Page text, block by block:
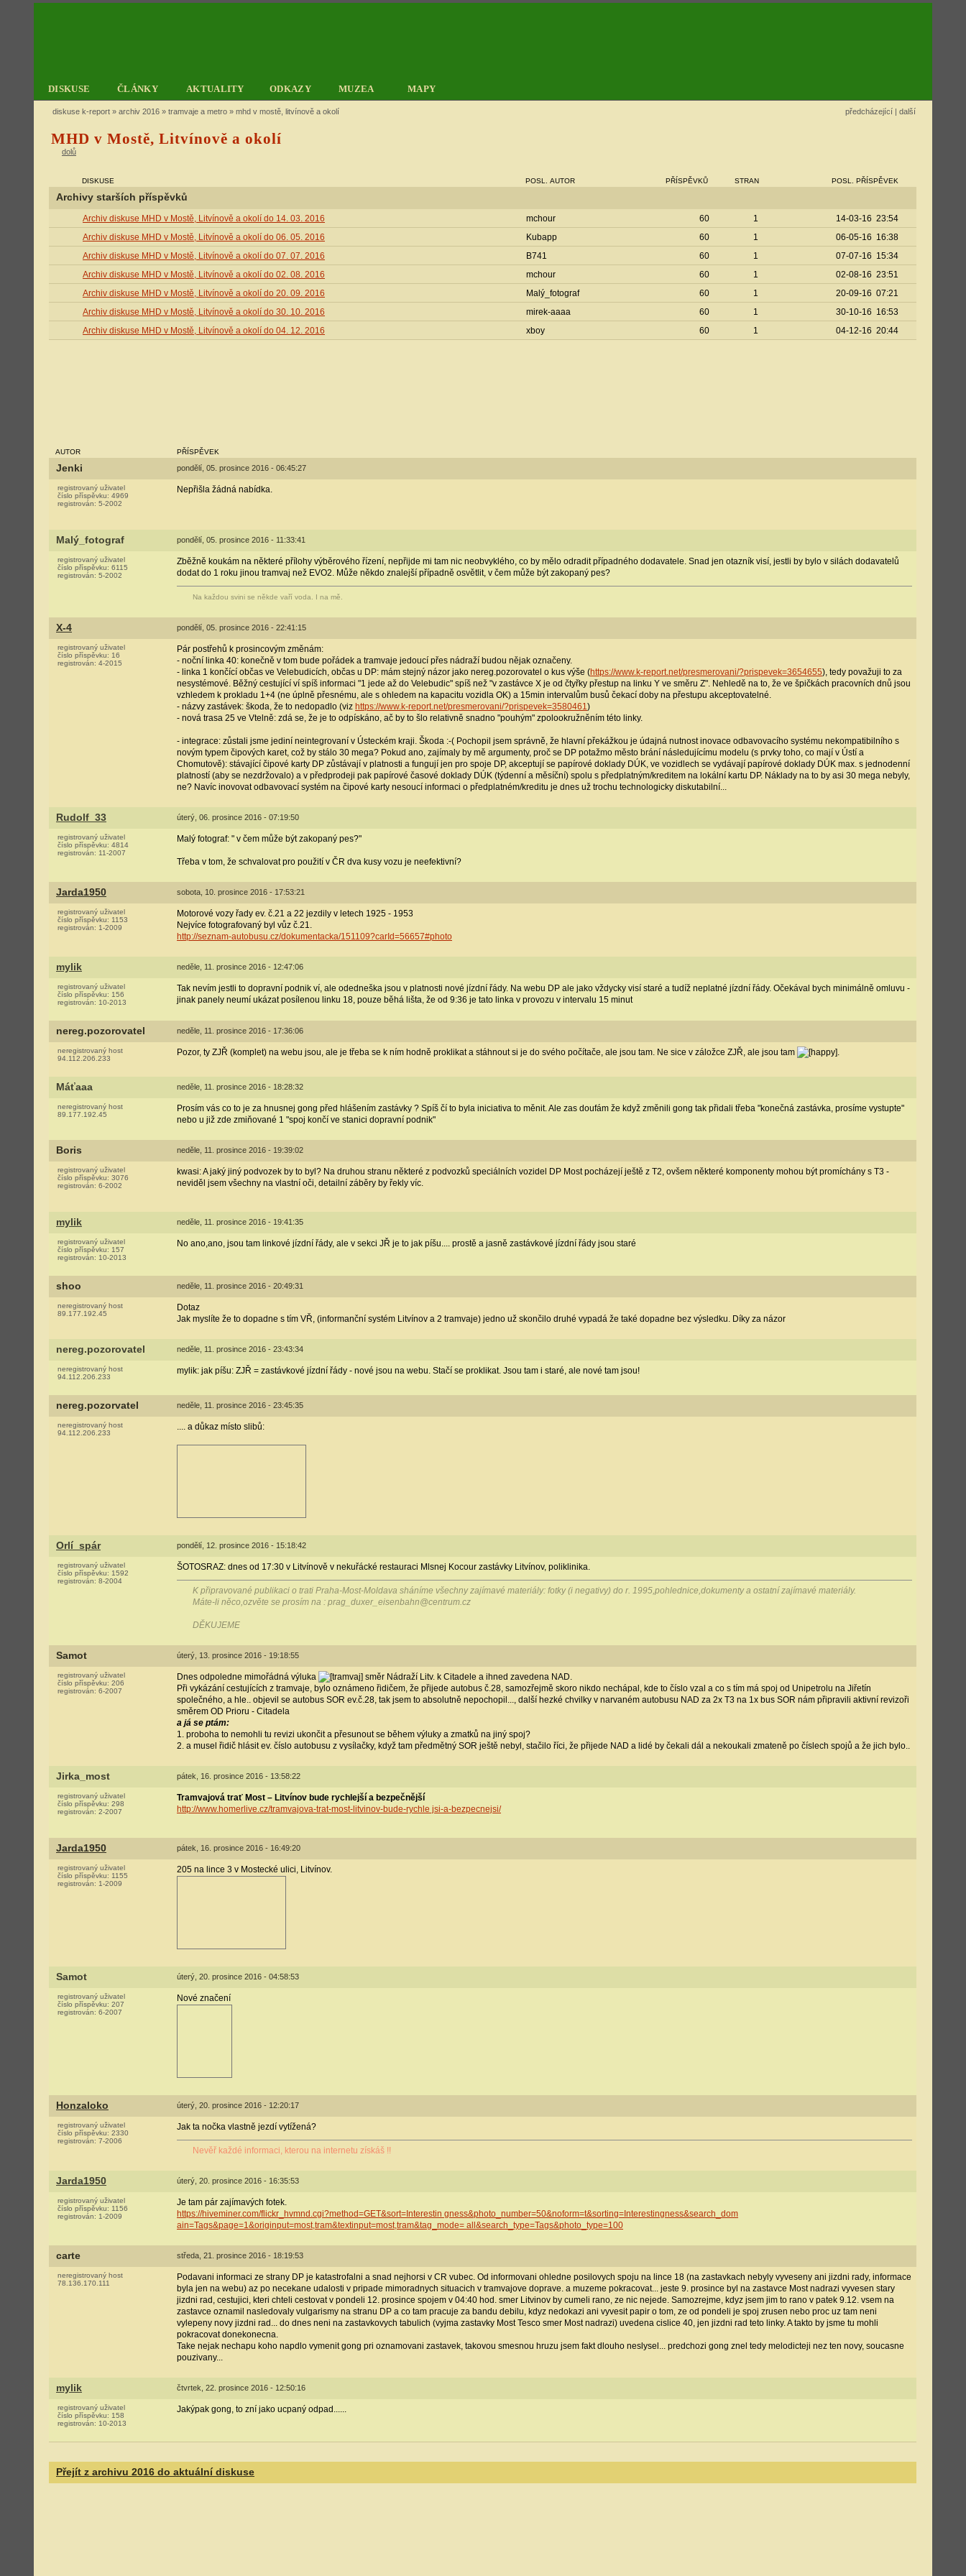
DISKUSE ČLÁNKY AKTUALITY ODKAZY MUZEA MAPY
diskuse k-report » archiv 2016 » tramvaje a metro » mhd v mostě, litvínově a okolí předcházející | další
MHD v Mostě, Litvínově a okolí
dolů
DISKUSE POSL. AUTOR PŘÍSPĚVKŮ STRAN POSL. PŘÍSPĚVEK
Archivy starších příspěvků
Archiv diskuse MHD v Mostě, Litvínově a okolí do 14. 03. 2016 mchour 60 1
14-03-16 23:54
Archiv diskuse MHD v Mostě, Litvínově a okolí do 06. 05. 2016
Kubapp 60 1
06-05-16 16:38
Archiv diskuse MHD v Mostě, Litvínově a okolí do 07. 07. 2016
B741 60 1
07-07-16 15:34
Archiv diskuse MHD v Mostě, Litvínově a okolí do 02. 08. 2016
mchour 60 1
02-08-16 23:51
Archiv diskuse MHD v Mostě, Litvínově a okolí do 20. 09. 2016
Malý_fotograf 60 1
20-09-16 07:21
Archiv diskuse MHD v Mostě, Litvínově a okolí do 30. 10. 2016
mirek-aaaa 60 1
30-10-16 16:53
Archiv diskuse MHD v Mostě, Litvínově a okolí do 04. 12. 2016
xboy 60 1 04-12-16 20:44
AUTOR PŘÍSPĚVEK
Jenki pondělí, 05. prosince 2016 - 06:45:27
registrovaný uživatel
číslo příspěvku: 4969
registrován: 5-2002
Nepřišla žádná nabídka.
Malý_fotograf pondělí, 05. prosince 2016 - 11:33:41
registrovaný uživatel
číslo příspěvku: 6115
registrován: 5-2002
Zběžně koukám na některé přílohy výběrového řízení, nepřijde mi tam nic neobvyklého, co by mělo odradit případného dodavatele. Snad jen otazník visí, jestli by bylo v silách dodavatelů
dodat do 1 roku jinou tramvaj než EVO2. Může někdo znalejší případně osvětlit, v čem může být zakopaný pes?
Na každou svini se někde vaří voda. I na mě.
X-4 pondělí, 05. prosince 2016 - 22:41:15
registrovaný uživatel
číslo příspěvku: 16
registrován: 4-2015
Pár postřehů k prosincovým změnám:
- noční linka 40: konečně v tom bude pořádek a tramvaje jedoucí přes nádraží budou nějak označeny.
- linka 1 končící občas ve Velebudicích, občas u DP: mám stejný názor jako nereg.pozorovatel o kus výše (https://www.k-report.net/presmerovani/?prispevek=3654655), tedy považuji to za
nesystémové. Běžný cestující ví spíš informaci "1 jede až do Velebudic" spíš než "v zastávce X je od čtyřky přestup na linku Y ve směru Z". Nehledě na to, že ve špičkách pracovních dnů jsou
vzhledem k prokladu 1+4 (ne úplně přesnému, ale s ohledem na kapacitu vozidla OK) a 15min intervalům busů čekací doby na přestupu akceptovatelné.
- názvy zastávek: škoda, že to nedopadlo (viz https://www.k-report.net/presmerovani/?prispevek=3580461)
- nová trasa 25 ve Vtelně: zdá se, že je to odpískáno, ač by to šlo relativně snadno "pouhým" zpolookružněním této linky.
- integrace: zůstali jsme jediní neintegrovaní v Ústeckém kraji. Škoda :-( Pochopil jsem správně, že hlavní překážkou je údajná nutnost inovace odbavovacího systému nekompatibilního s
novým typem čipových karet, což by stálo 30 mega? Pokud ano, zajímaly by mě argumenty, proč se DP potažmo město brání následujícímu modelu (s prvky toho, co mají v Ústí a
Chomutově): stávající čipové karty DP zůstávají v platnosti a fungují jen pro spoje DP, akceptují se papírové doklady DÚK, ve vozidlech se vydávají papírové doklady DÚK max. s jednodenní
platností (aby se nezdržovalo) a v předprodeji pak papírové časové doklady DÚK (týdenní a měsíční) spolu s předplatným/kreditem na lokální kartu DP. Náklady na to by asi 30 mega nebyly,
ne? Navíc inovovat odbavovací systém na čipové karty nesoucí informaci o předplatném/kreditu je dnes už trochu technologicky diskutabilní...
Rudolf_33 úterý, 06. prosince 2016 - 07:19:50
registrovaný uživatel
číslo příspěvku: 4814
registrován: 11-2007
Malý fotograf: " v čem může být zakopaný pes?"
Třeba v tom, že schvalovat pro použití v ČR dva kusy vozu je neefektivní?
Jarda1950 sobota, 10. prosince 2016 - 17:53:21
registrovaný uživatel
číslo příspěvku: 1153
registrován: 1-2009
Motorové vozy řady ev. č.21 a 22 jezdily v letech 1925 - 1953
Nejvíce fotografovaný byl vůz č.21.
http://seznam-autobusu.cz/dokumentacka/151109?carId=56657#photo
mylik neděle, 11. prosince 2016 - 12:47:06
registrovaný uživatel
číslo příspěvku: 156
registrován: 10-2013
Tak nevím jestli to dopravní podnik ví, ale odedneška jsou v platnosti nové jízdní řády. Na webu DP ale jako vždycky visí staré a tudíž neplatné jízdní řády. Očekával bych minimálně omluvu -
jinak panely neumí ukázat posílenou linku 18, pouze běhá lišta, že od 9:36 je tato linka v provozu v intervalu 15 minut
nereg.pozorovatel neděle, 11. prosince 2016 - 17:36:06
neregistrovaný host
94.112.206.233
Pozor, ty ZJŘ (komplet) na webu jsou, ale je třeba se k ním hodně proklikat a stáhnout si je do svého počítače, ale jsou tam. Ne sice v záložce ZJŘ, ale jsou tam .
Máťaaa neděle, 11. prosince 2016 - 18:28:32
neregistrovaný host
89.177.192.45
Prosím vás co to je za hnusnej gong před hlášením zastávky ? Spíš čí to byla iniciativa to měnit. Ale zas doufám že když změnili gong tak přidali třeba "konečná zastávka, prosíme vystupte"
nebo u již zde zmiňované 1 "spoj končí ve stanici dopravní podnik"
Boris neděle, 11. prosince 2016 - 19:39:02
registrovaný uživatel
číslo příspěvku: 3076
registrován: 6-2002
kwasi: A jaký jiný podvozek by to byl? Na druhou stranu některé z podvozků speciálních vozidel DP Most pocházejí ještě z T2, ovšem některé komponenty mohou být promíchány s T3 -
neviděl jsem všechny na vlastní oči, detailní záběry by řekly víc.
mylik neděle, 11. prosince 2016 - 19:41:35
registrovaný uživatel
číslo příspěvku: 157
registrován: 10-2013
No ano,ano, jsou tam linkové jízdní řády, ale v sekci JŘ je to jak píšu.... prostě a jasně zastávkové jízdní řády jsou staré
shoo neděle, 11. prosince 2016 - 20:49:31
neregistrovaný host
89.177.192.45
Dotaz
Jak myslíte že to dopadne s tím VŘ, (informanční systém Litvínov a 2 tramvaje) jedno už skončilo druhé vypadá že také dopadne bez výsledku. Díky za názor
nereg.pozorovatel neděle, 11. prosince 2016 - 23:43:34
neregistrovaný host
94.112.206.233
mylik: jak píšu: ZJŘ = zastávkové jízdní řády - nové jsou na webu. Stačí se proklikat. Jsou tam i staré, ale nové tam jsou!
nereg.pozorvatel neděle, 11. prosince 2016 - 23:45:35
neregistrovaný host
94.112.206.233
.... a důkaz místo slibů:
Orlí_spár pondělí, 12. prosince 2016 - 15:18:42
registrovaný uživatel
číslo příspěvku: 1592
registrován: 8-2004
ŠOTOSRAZ: dnes od 17:30 v Litvínově v nekuřácké restauraci Mlsnej Kocour zastávky Litvínov, poliklinika.
K připravované publikaci o trati Praha-Most-Moldava sháníme všechny zajímavé materiály: fotky (i negativy) do r. 1995,pohlednice,dokumenty a ostatní zajímavé materiály.
Máte-li něco,ozvěte se prosím na : prag_duxer_eisenbahn@centrum.cz
DĚKUJEME
Samot úterý, 13. prosince 2016 - 19:18:55
registrovaný uživatel
číslo příspěvku: 206
registrován: 6-2007
Dnes odpoledne mimořádná výluka
směr Nádraží Litv. k Citadele a ihned zavedena NAD.
Při vykázání cestujících z tramvaje, bylo oznámeno řidičem, že přijede autobus č.28, samozřejmě skoro nikdo nechápal, kde to číslo vzal a co s tím má spoj od Unipetrolu na Jiřetín
společného, a hle.. objevil se autobus SOR ev.č.28, tak jsem to absolutně nepochopil..., další hezké chvilky v narvaném autobusu NAD za 2x T3 na 1x bus SOR nám připravili aktivní revizoři
směrem OD Prioru - Citadela
a já se ptám:
1. proboha to nemohli tu revizi ukončit a přesunout se během výluky a zmatků na jiný spoj?
2. a musel řidič hlásit ev. číslo autobusu z vysílačky, když tam předmětný SOR ještě nebyl, stačilo říci, že přijede NAD a lidé by čekali dál a nekoukali zmateně po číslech spojů a že jich bylo..
Jirka_most pátek, 16. prosince 2016 - 13:58:22
registrovaný uživatel
číslo příspěvku: 298
registrován: 2-2007
Tramvajová trať Most – Litvínov bude rychlejší a bezpečnější
http://www.homerlive.cz/tramvajova-trat-most-litvinov-bude-rychle jsi-a-bezpecnejsi/
Jarda1950 pátek, 16. prosince 2016 - 16:49:20
registrovaný uživatel
číslo příspěvku: 1155
registrován: 1-2009
205 na lince 3 v Mostecké ulici, Litvínov.
Samot úterý, 20. prosince 2016 - 04:58:53
registrovaný uživatel
číslo příspěvku: 207
registrován: 6-2007
Nové značení
Honzaloko úterý, 20. prosince 2016 - 12:20:17
registrovaný uživatel
číslo příspěvku: 2330
registrován: 7-2006
Jak ta nočka vlastně jezdí vytížená?
Nevěř každé informaci, kterou na internetu získáš !!
Jarda1950 úterý, 20. prosince 2016 - 16:35:53
registrovaný uživatel
číslo příspěvku: 1156
registrován: 1-2009
Je tam pár zajímavých fotek.
https://hiveminer.com/flickr_hvmnd.cgi?method=GET&sort=Interestin gness&photo_number=50&noform=t&sorting=Interestingness&search_dom
ain=Tags&page=1&originput=most,tram&textinput=most,tram&tag_mode= all&search_type=Tags&photo_type=100
carte středa, 21. prosince 2016 - 18:19:53
neregistrovaný host
78.136.170.111
Podavani informaci ze strany DP je katastrofalni a snad nejhorsi v CR vubec. Od informovani ohledne posilovych spoju na lince 18 (na zastavkach nebyly vyveseny ani jizdni rady, informace
byla jen na webu) az po necekane udalosti v pripade mimoradnych situacich v tramvajove doprave. a muzeme pokracovat... jeste 9. prosince byl na zastavce Most nadrazi vyvesen stary
jizdni rad, cestujici, kteri chteli cestovat v pondeli 12. prosince spojem v 04:40 hod. smer Litvinov by cumeli rano, ze nic nejede. Samozrejme, kdyz jsem jim to rano v patek 9.12. vsem na
zastavce oznamil nasledovaly vulgarismy na stranu DP a co tam pracuje za bandu debilu, kdyz nedokazi ani vyvesit papir o tom, ze od pondeli je spoj zrusen nebo proc uz tam neni
vylepeny novy jizdni rad... do dnes neni na zastavkovych tabulich (vyjma zastavky Most Tesco smer Most nadrazi) uvedena cislice 40, jen jizdni rad teto linky. A takto by jsme tu mohli
pokracovat donekonecna.
Take nejak nechapu koho napdlo vymenit gong pri oznamovani zastavek, takovou smesnou hruzu jsem fakt dlouho neslysel... predchozi gong znel tedy melodicteji nez ten novy, soucasne
pouzivany...
mylik čtvrtek, 22. prosince 2016 - 12:50:16
registrovaný uživatel
číslo příspěvku: 158
registrován: 10-2013
Jakýpak gong, to zní jako ucpaný odpad......
Přejít z archivu 2016 do aktuální diskuse